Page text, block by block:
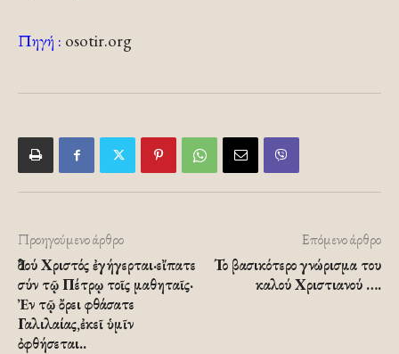
Πηγή : osotir.org
Προηγούμενο άρθρο
Ἰδού Χριστός ἐγήγερται·εἴπατε
σύν τῷ Πέτρῳ τοῖς μαθηταῖς·
Ἐν τῷ ὄρει φθάσατε
Γαλιλαίας,ἐκεῖ ὑμῖν
ὀφθήσεται..
Επόμενο άρθρο
Το βασικότερο γνώρισμα του
καλού Χριστιανού ….